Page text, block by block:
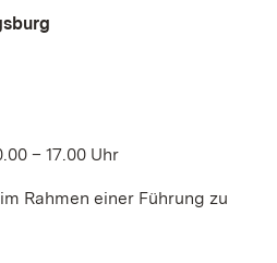
– 17.00 Uhr
Rahmen einer Führung zu